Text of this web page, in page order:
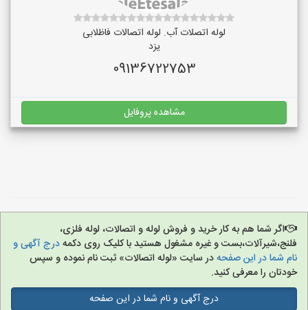
لوله اتصلات آب. لوله اتصالات فاظلابی
یزد
09136722753
مشاهده پروفایل
اگر شما هم به کار خرید و فروش لوله و اتصالات، لوله فلزی،
فلنج،شیرآلات،بست و غیره مشغول هستید با کلیک روی دکمهدرج آگهی و
نام شما در این صفحهدر سایت «لوله اتصالات» ثبت نام نموده و سپس
خودتان را معرفی کنید.
درج آگهی و نام شما در این صفحه